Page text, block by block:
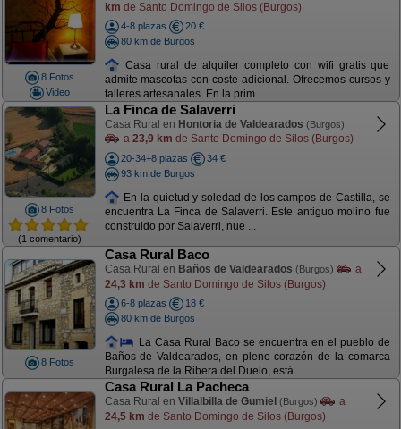
8 Fotos
Video
km de Santo Domingo de Silos (Burgos)
4-8 plazas
20 €
80 km de Burgos
Casa rural de alquiler completo con wifi gratis que
admite mascotas con coste adicional. Ofrecemos cursos y
talleres artesanales. En la prim ...
8 Fotos
(1 comentario)
La Finca de Salaverri
Casa Rural en Hontoria de Valdearados (Burgos)
a 23,9 km de Santo Domingo de Silos (Burgos)
20-34+8 plazas
34 €
93 km de Burgos
En la quietud y soledad de los campos de Castilla, se
encuentra La Finca de Salaverri. Este antiguo molino fue
construido por Salaverri, nue ...
8 Fotos
Casa Rural Baco
Casa Rural en Baños de Valdearados (Burgos)
a
24,3 km de Santo Domingo de Silos (Burgos)
6-8 plazas
18 €
80 km de Burgos
La Casa Rural Baco se encuentra en el pueblo de
Baños de Valdearados, en pleno corazón de la comarca
Burgalesa de la Ribera del Duelo, está ...
Casa Rural La Pacheca
Casa Rural en Villalbilla de Gumiel (Burgos)
a
24,5 km de Santo Domingo de Silos (Burgos)